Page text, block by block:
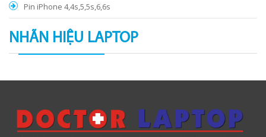
Pin iPhone 4,4s,5,5s,6,6s
NHÃN HIỆU LAPTOP